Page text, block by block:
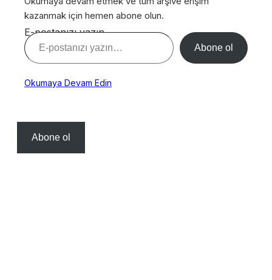
kazanmak için hemen abone olun.
E-postanızı yazın…
Abone ol
Okumaya Devam Edin
Abone ol